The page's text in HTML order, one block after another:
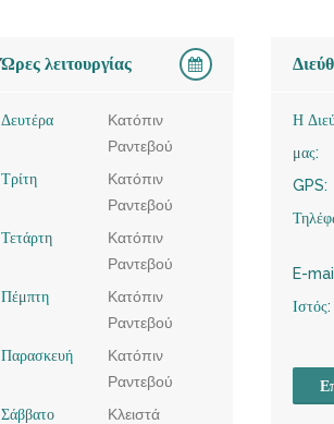
Ώρες λειτουργίας
Δευτέρα
Κατόπιν
Ραντεβού
Τρίτη
Κατόπιν
Ραντεβού
Τετάρτη
Κατόπιν
Ραντεβού
Πέμπτη
Κατόπιν
Ραντεβού
Παρασκευή
Κατόπιν
Ραντεβού
Σάββατο
Κλειστά
Η
μας:
GPS:
E-
Ιστός: